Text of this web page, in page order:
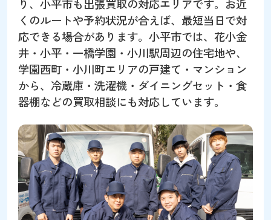
り、小平市も出張買取の対応エリアです。お近
くのルートや予約状況が合えば、最短当日で対
応できる場合があります。小平市では、花小金
井・小平・一橋学園・小川駅周辺の住宅地や、
学園西町・小川町エリアの戸建て・マンション
から、冷蔵庫・洗濯機・ダイニングセット・食
器棚などの買取相談にも対応しています。